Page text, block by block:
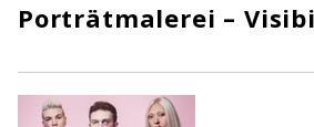
Porträtmalerei –